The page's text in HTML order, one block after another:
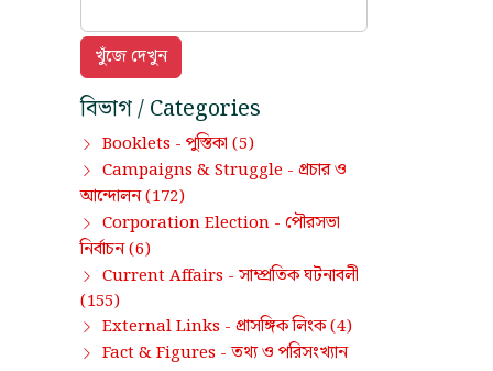
বিভাগ / Categories
Booklets - পুস্তিকা (5)
Campaigns & Struggle - প্রচার ও
আন্দোলন(172)
Corporation Election - পৌরসভা
নির্বাচন(6)
Current Affairs - সাম্প্রতিক ঘটনাবলী
(155)
External Links - প্রাসঙ্গিক লিংক(4)
Fact & Figures - তথ্য ও পরিসংখ্যান